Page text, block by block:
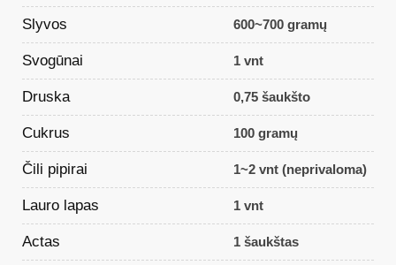
Slyvos 600~700 gramų
Svogūnai 1 vnt
Druska 0,75 šaukšto
Cukrus 100 gramų
Čili pipirai 1~2 vnt (neprivaloma)
Lauro lapas 1 vnt
Actas 1 šaukštas